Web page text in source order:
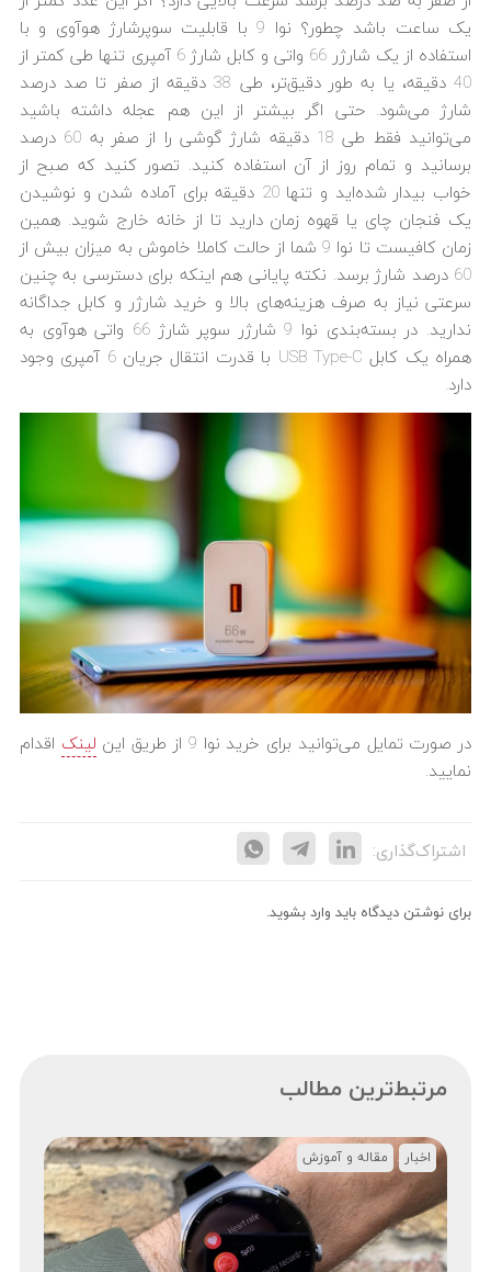
یک ساعت باشد چطور؟ نوا 9 با قابلیت سوپرشارژ هوآوی و با
استفاده از یک شارژر 66 واتی و کابل شارژ 6 آمپری تنها طی کمتر از
40 دقیقه، یا به طور دقیق‌تر، طی 38 دقیقه از صفر تا صد درصد
شارژ می‌شود. حتی اگر بیشتر از این هم عجله داشته باشید
می‌توانید فقط طی 18 دقیقه شارژ گوشی را از صفر به 60 درصد
برسانید و تمام روز از آن استفاده کنید. تصور کنید که صبح از
خواب بیدار شده‌اید و تنها 20 دقیقه برای آماده شدن و نوشیدن
یک فنجان چای یا قهوه زمان دارید تا از خانه خارج شوید. همین
زمان کافیست تا نوا 9 شما از حالت کاملا خاموش به میزان بیش از
60 درصد شارژ برسد. نکته پایانی هم اینکه برای دسترسی به چنین
سرعتی نیاز به صرف هزینه‌های بالا و خرید شارژر و کابل جداگانه
ندارید. در بسته‌بندی نوا 9 شارژر سوپر شارژ 66 واتی هوآوی به
همراه یک کابل USB Type-C با قدرت انتقال جریان 6 آمپری وجود
دارد.
در صورت تمایل می‌توانید برای خرید نوا 9 از طریق این لینک اقدام
نمایید.
اشتراک‌گذاری:
برای نوشتن دیدگاه باید وارد بشوید.
مرتبط‌ترین مطالب
اخبار مقاله و آموزش